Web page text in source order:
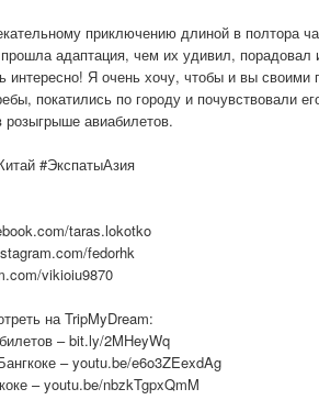
приключению длиной в полтора
адаптация, чем их удивил, порадовал
Я очень хочу, чтобы и вы своими
покатились по городу и почувствовали
розыгрыше авиабилетов.
#ЭкспатыАзия
taras.lokotko
fedorhk
vikioiu9870
на TripMyDream:
– bit.ly/2MHeyWq
– youtu.be/e6o3ZEexdAg
– youtu.be/nbzkTgpxQmM